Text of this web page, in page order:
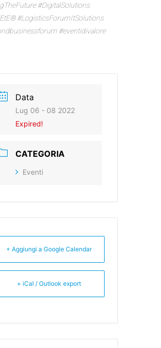
#DigitalSolutions
#LogisticsForumItSolutions
#eventidivalore
Data
Lug 06 - 08 2022
Expired!
CATEGORIA
Eventi
+ Aggiungi a Google Calendar
+ iCal / Outlook export